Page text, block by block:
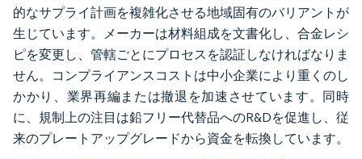
的なサプライ計画を複雑化させる地域固有のバリアントが
生じています。メーカーは材料組成を文書化し、合金レシ
ピを変更し、管轄ごとにプロセスを認証しなければなりま
せん。コンプライアンスコストは中小企業により重くのし
かかり、業界再編または撤退を加速させています。同時
に、規制上の注目は鉛フリー代替品へのR&Dを促進し、従
来のプレートアップグレードから資金を転換しています。